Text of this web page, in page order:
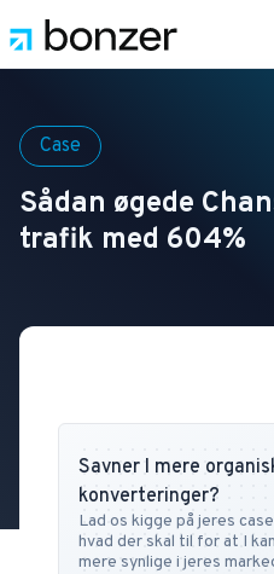
Case
Sådan øgede
trafik med 604%
Savner I mere
konverteringer?
Lad os kigge på jeres
hvad der skal til for at I
mere synlige i jeres